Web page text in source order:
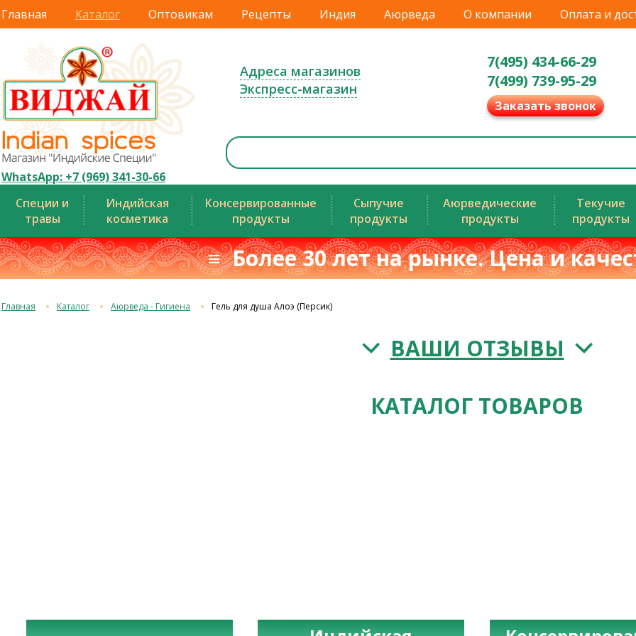
Главная Каталог Оптовикам Рецепты Индия Аюрведа О компании Оплата и
WhatsApp: +7 (969) 341-30-66
Адреса магазинов
Экспресс-магазин
7(495) 434-66-29
7(499) 739-95-29
Заказать звонок
Специи и
травы
Индийская
косметика
Консервированные
продукты
Сыпучие
продукты
Аюрведические
продукты
Текучие
продукты
≡ Более 30 лет на рынке. Цена и
Главная Каталог Аюрведа - Гигиена Гель для душа Алоэ (Персик)
ВАШИ ОТЗЫВЫ
КАТАЛОГ ТОВАРОВ